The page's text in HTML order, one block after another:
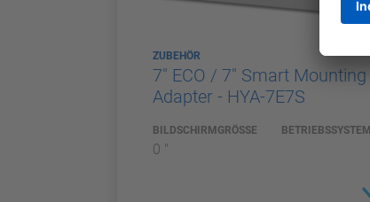
ZUBEHÖR
7" ECO / 7" Smart Mounting
Adapter - HYA-7E7S
BILDSCHIRMGRÖSSE
0 "
BETRIEBSSYSTEM